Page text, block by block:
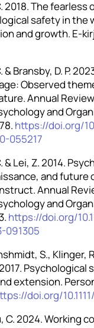
2018. The fearless
safety in the
and growth. E-
& Bransby, D. P.
Observed
Annual
and
https://doi.org/
055217
& Lei, Z. 2014.
and future
Annual
and
https://doi.org/
091305
S., Klinger,
extension.
doi.org/
C. 2024. Working